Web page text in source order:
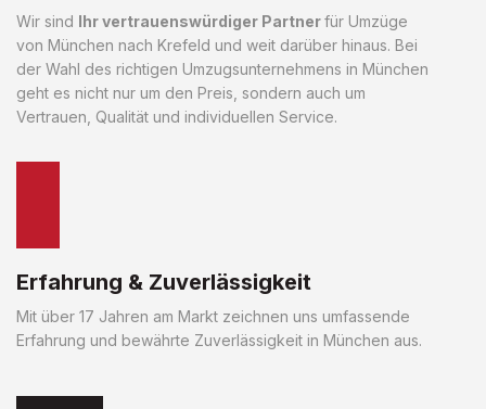
Wir sind Ihr vertrauenswürdiger Partnerfür Umzüge
von München nach Krefeld und weit darüber hinaus. Bei
der Wahl des richtigen Umzugsunternehmens in München
geht es nicht nur um den Preis, sondern auch um
Vertrauen, Qualität und individuellen Service.
Erfahrung & Zuverlässigkeit
Mit über 17 Jahren am Markt zeichnen uns umfassende
Erfahrung und bewährte Zuverlässigkeit in München aus.